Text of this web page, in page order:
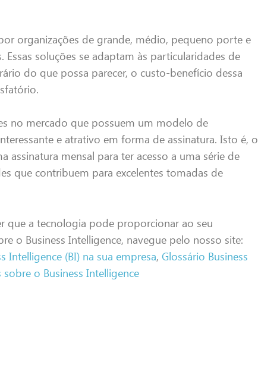
organizações de grande, médio, pequeno porte e
soluções se adaptam às particularidades de
do que possa parecer, o custo-benefício dessa
no mercado que possuem um modelo de
e atrativo em forma de assinatura. Isto é, o
assinatura mensal para ter acesso a uma série de
que contribuem para excelentes tomadas de
que a tecnologia pode proporcionar ao seu
o Business Intelligence, navegue pelo nosso site:
Intelligence (BI) na sua empresa,Glossário Business
o Business Intelligence